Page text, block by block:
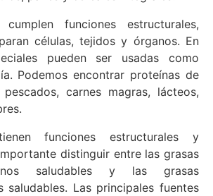
cumplen funciones estructurales,
células, tejidos y órganos. En
pueden ser usadas como
Podemos encontrar proteínas de
carnes magras, lácteos,
funciones estructurales y
distinguir entre las grasas
saludables y las grasas
saludables. Las principales fuentes